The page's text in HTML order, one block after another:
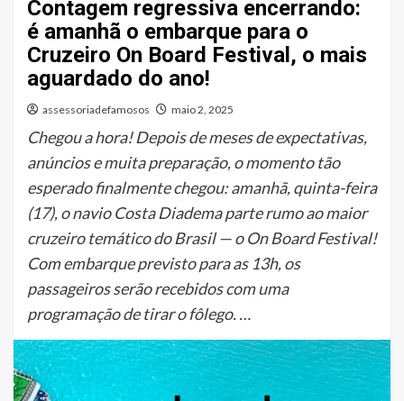
Contagem regressiva encerrando:
é amanhã o embarque para o
Cruzeiro On Board Festival, o mais
aguardado do ano!
assessoriadefamosos maio 2, 2025
Chegou a hora! Depois de meses de expectativas,
anúncios e muita preparação, o momento tão
esperado finalmente chegou: amanhã, quinta-feira
(17), o navio Costa Diadema parte rumo ao maior
cruzeiro temático do Brasil — o On Board Festival!
Com embarque previsto para as 13h, os
passageiros serão recebidos com uma
programação de tirar o fôlego. …